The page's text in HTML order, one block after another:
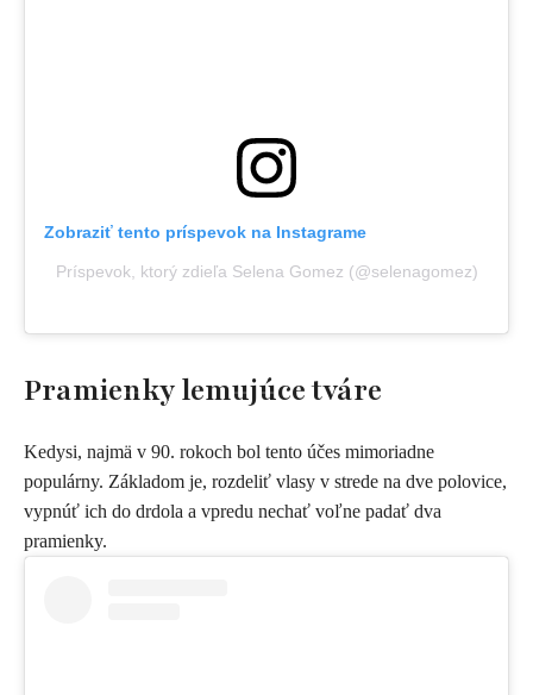
Zobraziť tento príspevok na Instagrame
Príspevok, ktorý zdieľa Selena Gomez (@selenagomez)
Pramienky lemujúce tváre
Kedysi, najmä v 90. rokoch bol tento účes mimoriadne
populárny. Základom je, rozdeliť vlasy v strede na dve polovice,
vypnúť ich do drdola a vpredu nechať voľne padať dva
pramienky.